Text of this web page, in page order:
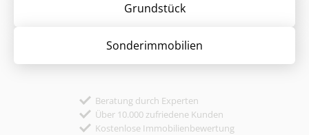
Grund­stück
Sonder­immobilien
Beratung durch Experten
Über 10.000 zufriedene Kunden
Kostenlose Immobilienbewertung